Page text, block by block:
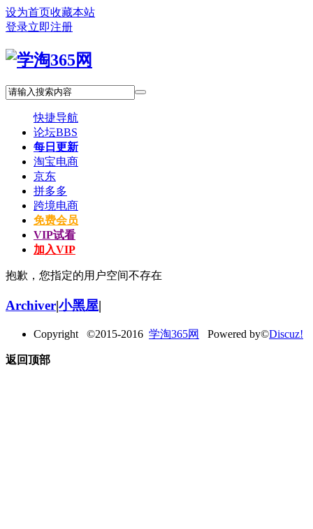
设为首页收藏本站
登录立即注册
快捷导航
论坛BBS
每日更新
淘宝电商
京东
拼多多
跨境电商
免费会员
VIP试看
加入VIP
抱歉，您指定的用户空间不存在
Archiver|小黑屋|
Copyright ©2015-2016 学淘365网 Powered by©Discuz!
返回顶部